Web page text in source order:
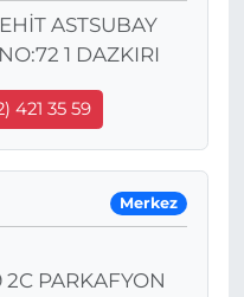
ASTSUBAY
1 DAZKIRI
421 35 59
Merkez
PARKAFYON